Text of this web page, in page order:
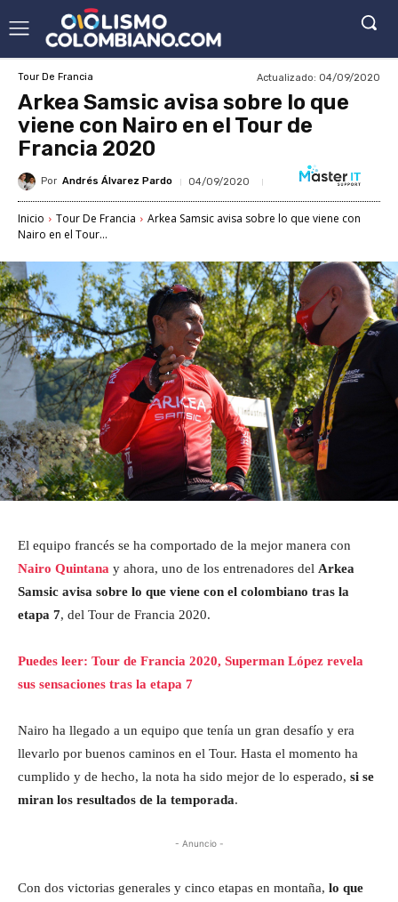
Tour De Francia Actualizado: 04/09/2020
Arkea Samsic avisa sobre lo que
viene con Nairo en el Tour de
Francia 2020
Por Andrés Álvarez Pardo 04/09/2020
Inicio Tour De Francia
Arkea Samsic avisa sobre lo que viene con
Nairo en el Tour...
El equipo francés se ha comportado de la mejor manera con
Nairo Quintana y ahora, uno de los entrenadores del Arkea
Samsic avisa sobre lo que viene con el colombiano tras la
etapa 7, del Tour de Francia 2020.
Puedes leer: Tour de Francia 2020, Superman López revela
sus sensaciones tras la etapa 7
Nairo ha llegado a un equipo que tenía un gran desafío y era
llevarlo por buenos caminos en el Tour. Hasta el momento ha
cumplido y de hecho, la nota ha sido mejor de lo esperado, si se
miran los resultados de la temporada.
- Anuncio -
Con dos victorias generales y cinco etapas en montaña, lo que